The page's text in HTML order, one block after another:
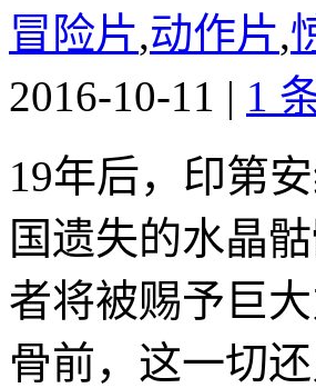
冒险片,动作片,
2016-10-11 | 1
19年后，印第
国遗失的水晶
者将被赐予巨
骨前，这一切